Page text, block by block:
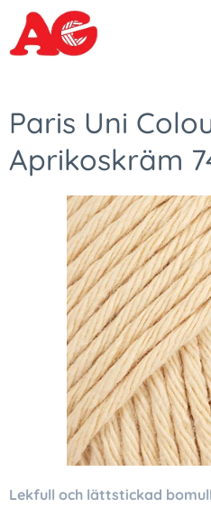
Paris Uni
Aprikoskräm
Lekfull och lättstickad bomull